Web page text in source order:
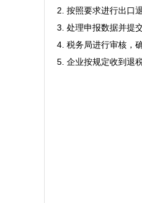
2. 按照要求进行出口
3. 处理申报数据并提交
4. 税务局进行审核，
5. 企业按规定收到退税